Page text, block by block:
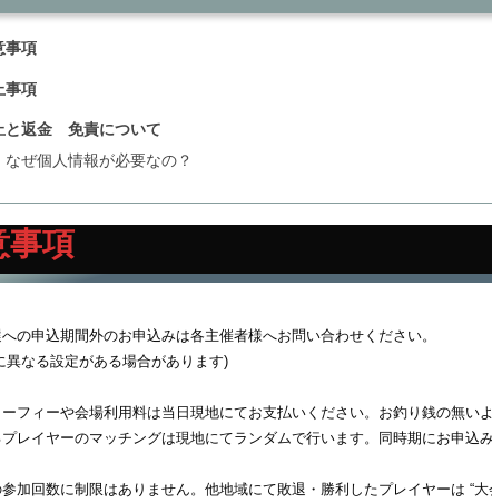
事項
事項
と返金 免責について
なぜ個人情報が必要なの？
事項
の申込期間外のお申込みは各主催者様へお問い合わせください。
異なる設定がある場合があります)
フィーや会場利用料は当日現地にてお支払いください。お釣り銭の無い
レイヤーのマッチングは現地にてランダムで行います。同時期にお申込
加回数に制限はありません。他地域にて敗退・勝利したプレイヤーは “大